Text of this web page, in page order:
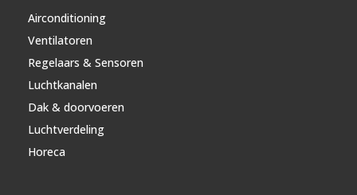
Airconditioning
Ventilatoren
Regelaars & Sensoren
Luchtkanalen
Dak & doorvoeren
Luchtverdeling
Horeca